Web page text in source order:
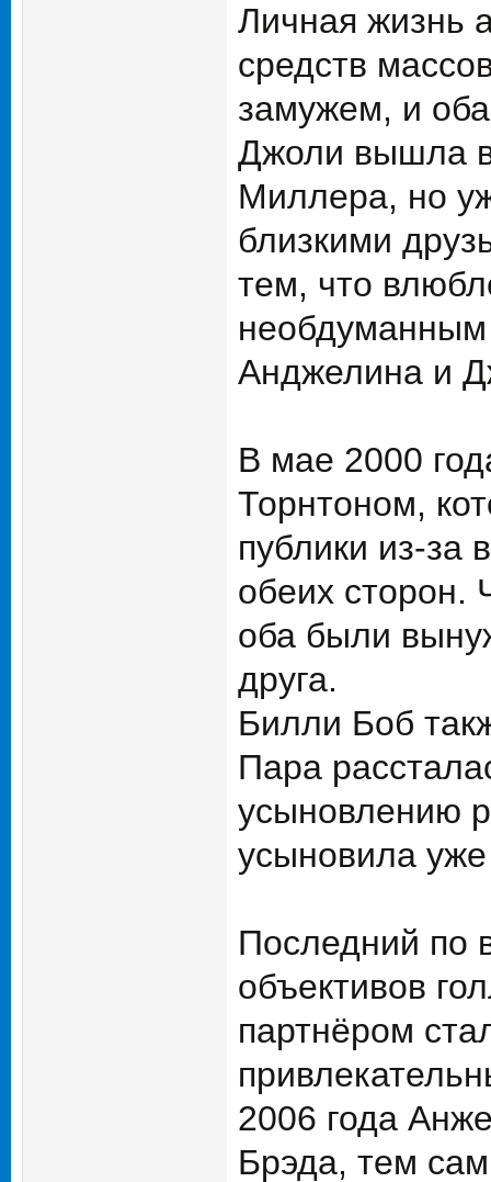
Личная жизнь
средств
замужем, и
Джоли вышла
Миллера, но
близкими
тем, что
Анджелина и
В мае 2000
Торнтоном,
публики из-за
обеих сторон.
оба были
друга.
Билли Боб
Пара
усыновлению
усыновила уже
Последний по
объективов
партнёром
2006 года
Брэда, тем